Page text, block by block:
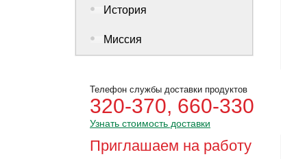
История
Миссия
Телефон службы доставки продуктов
320-370, 660-330
Узнать стоимость доставки
Приглашаем на работу